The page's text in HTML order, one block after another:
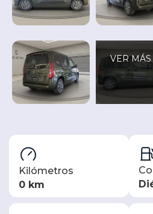
VER MÁS
Kilómetros
0 km